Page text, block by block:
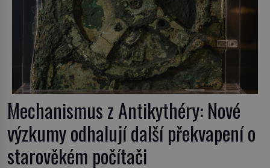
Mechanismus z Antikythéry: Nové
výzkumy odhalují další překvapení o
starověkém počítači